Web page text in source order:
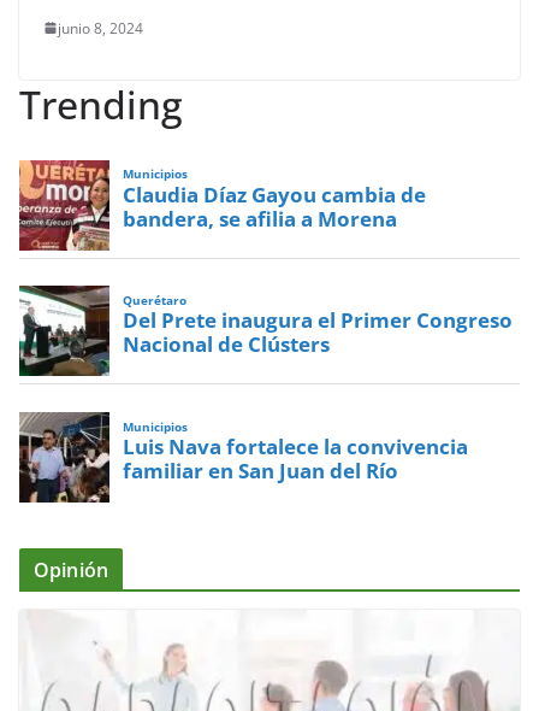
junio 8, 2024
Trending
Municipios
Claudia Díaz Gayou cambia de
bandera, se afilia a Morena
Querétaro
Del Prete inaugura el Primer Congreso
Nacional de Clústers
Municipios
Luis Nava fortalece la convivencia
familiar en San Juan del Río
Opinión